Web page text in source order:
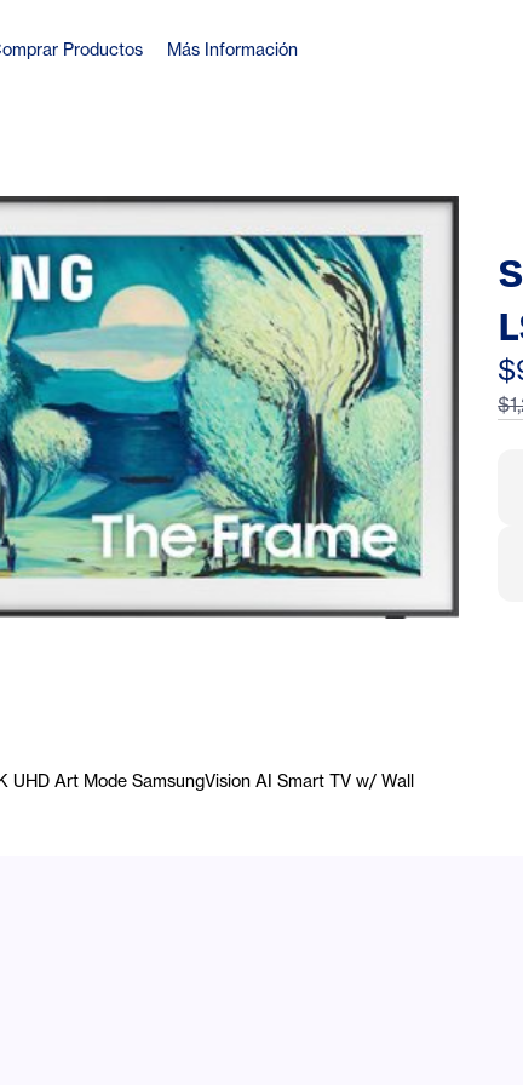
Productos Más Información
UHD Art Mode SamsungVision AI Smart TV w/ Wall